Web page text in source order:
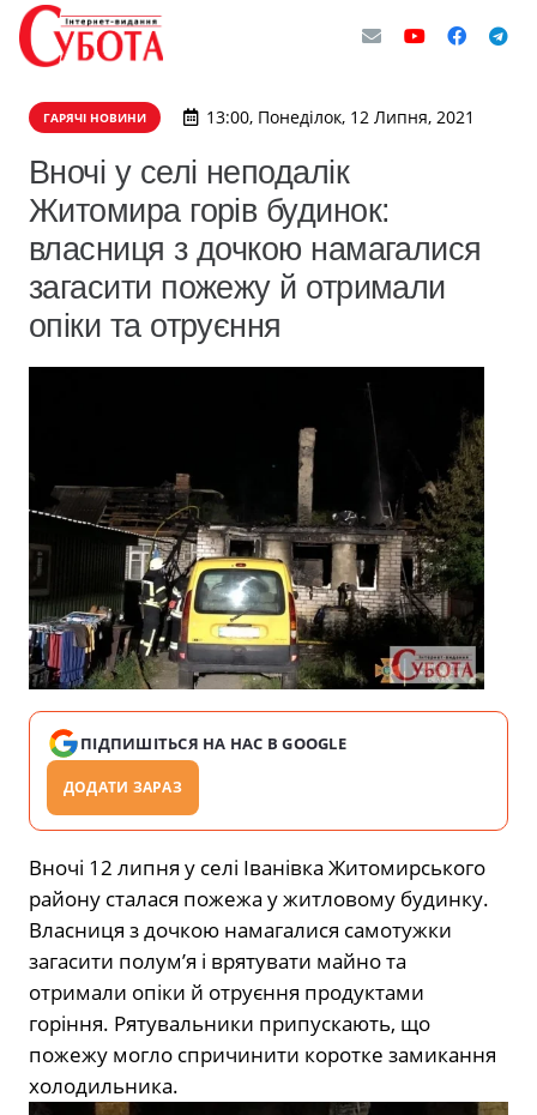
ГАРЯЧІ НОВИНИ 13:00, Понеділок, 12 Липня, 2021
Вночі у селі неподалік
Житомира горів будинок:
власниця з дочкою намагалися
загасити пожежу й отримали
опіки та отруєння
ПІДПИШІТЬСЯ НА НАС В GOOGLE
ДОДАТИ ЗАРАЗ
Вночі 12 липня у селі Іванівка Житомирського
району сталася пожежа у житловому будинку.
Власниця з дочкою намагалися самотужки
загасити полум’я і врятувати майно та
отримали опіки й отруєння продуктами
горіння. Рятувальники припускають, що
пожежу могло спричинити коротке замикання
холодильника.